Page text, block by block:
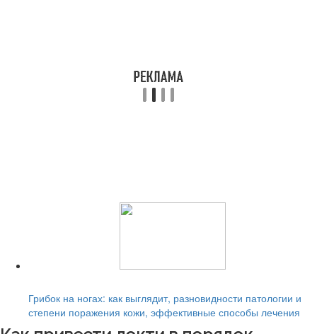
Грибок на ногах: как выглядит, разновидности патологии и
степени поражения кожи, эффективные способы лечения